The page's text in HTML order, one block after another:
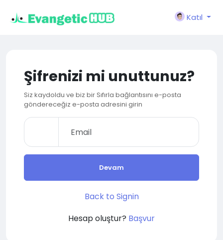
Katıl
Şifrenizi mi unuttunuz?
Siz kaydoldu ve biz bir Sıfırla bağlantısını e-posta
göndereceğiz e-posta adresini girin
Devam
Back to Signin
Hesap oluştur? Başvur